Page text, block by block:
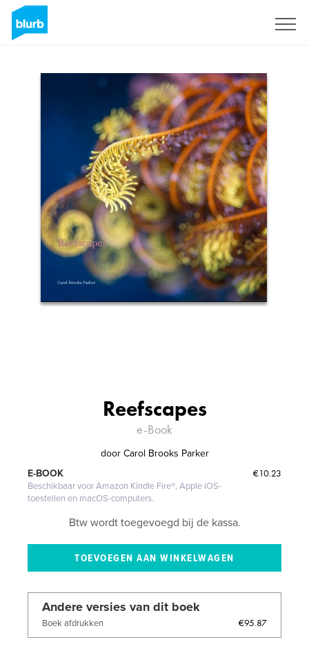
Reefscapes
e-Book
door Carol Brooks Parker
€10.23
E-BOOK
Beschikbaar voor Amazon Kindle Fire®, Apple iOS-
toestellen en macOS-computers.
Btw wordt toegevoegd bij de kassa.
Andere versies van dit boek
Boek afdrukken €95.87